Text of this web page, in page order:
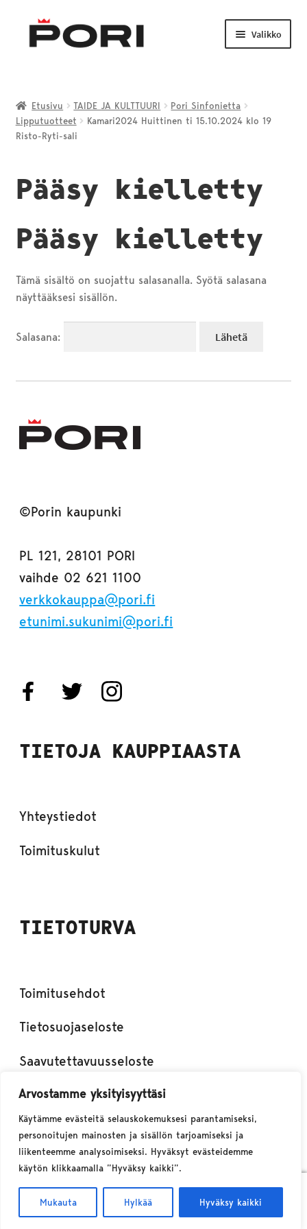
Arvostamme yksityisyyttäsi
Käytämme evästeitä selauskokemuksesi parantamiseksi,
personoitujen mainosten ja sisällön tarjoamiseksi ja
liikenteemme analysoimiseksi. Hyväksyt evästeidemme
käytön klikkaamalla ”Hyväksy kaikki”.
Mukauta Hylkää Hyväksy kaikki
navigointiin
sisältöön
Valikko
tason
LIIKUNTA JA NUORISO
PORI-TUOTTEET
Etusivu TAIDE JA KULTTUURI
Pori Sinfonietta
Lipputuotteet
Kamari2024 Huittinen ti 15.10.2024 klo 19
Risto-Ryti-sali
Pääsy kielletty
Pääsy kielletty
Tämä sisältö on suojattu salasanalla. Syötä salasana
näyttääksesi sisällön.
Salasana:
©Porin kaupunki
PL 121, 28101 PORI
vaihde 02 621 1100
verkkokauppa@pori.fi
etunimi.sukunimi@pori.fi
TIETOJA KAUPPIAASTA
Yhteystiedot
Toimituskulut
TIETOTURVA
Toimitusehdot
Tietosuojaseloste
Saavutettavuusseloste